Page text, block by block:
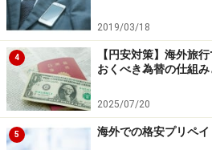
2019/03/18
4
【円安対策】海外旅
おくべき為替の仕組
2025/07/20
5 海外での格安プリペ